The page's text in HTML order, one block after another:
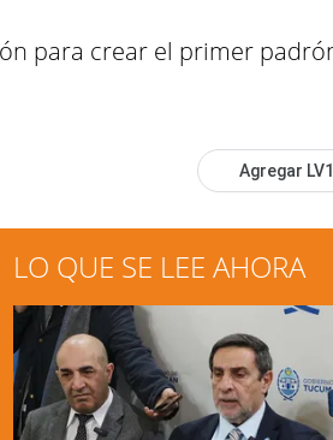
para crear el primer
Agregar
LO QUE SE LEE AHORA